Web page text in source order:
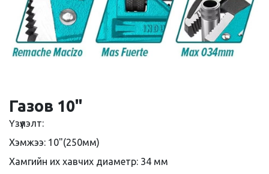
Газов 10"
Үзүүлэлт:
Хэмжээ: 10"(250мм)
Хамгийн их хавчих диаметр: 34 мм